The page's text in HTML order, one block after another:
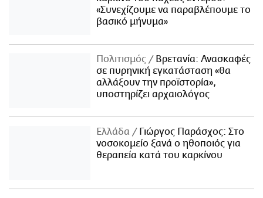
«Συνεχίζουμε να παραβλέπουμε το
βασικό μήνυμα»
Πολιτισμός
Βρετανία: Ανασκαφές
σε πυρηνική εγκατάσταση «θα
αλλάξουν την προϊστορία»,
υποστηρίζει αρχαιολόγος
Ελλάδα
Γιώργος Παράσχος: Στο
νοσοκομείο ξανά ο ηθοποιός για
θεραπεία κατά του καρκίνου